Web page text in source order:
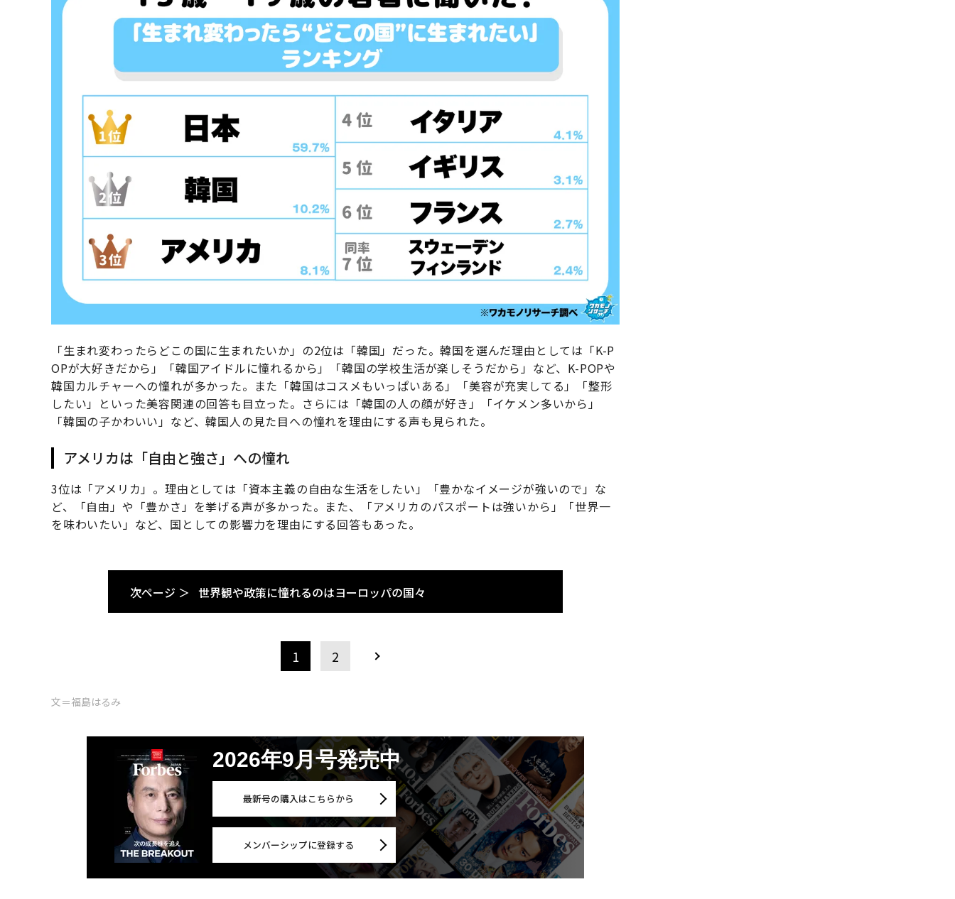
「生まれ変わったらどこの国に生まれたいか」の2位は「韓国」だった。韓国を選んだ理由としては「K-P
OPが大好きだから」「韓国アイドルに憧れるから」「韓国の学校生活が楽しそうだから」など、K-POPや
韓国カルチャーへの憧れが多かった。また「韓国はコスメもいっぱいある」「美容が充実してる」「整形
したい」といった美容関連の回答も目立った。さらには「韓国の人の顔が好き」「イケメン多いから」
「韓国の子かわいい」など、韓国人の見た目への憧れを理由にする声も見られた。
アメリカは「自由と強さ」への憧れ
3位は「アメリカ」。理由としては「資本主義の自由な生活をしたい」「豊かなイメージが強いので」な
ど、「自由」や「豊かさ」を挙げる声が多かった。また、「アメリカのパスポートは強いから」「世界一
を味わいたい」など、国としての影響力を理由にする回答もあった。
次ページ ＞ 世界観や政策に憧れるのはヨーロッパの国々
1 2
文＝福島はるみ
2026年9月号発売中
最新号の購入はこちらから
メンバーシップに登録する